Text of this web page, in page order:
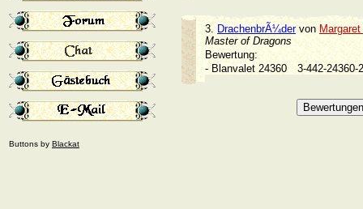
Buttons by Blackat
3. DrachenbrÃ¼dervon
Master of Dragons
Bewertung:
- Blanvalet 24360 3-442-